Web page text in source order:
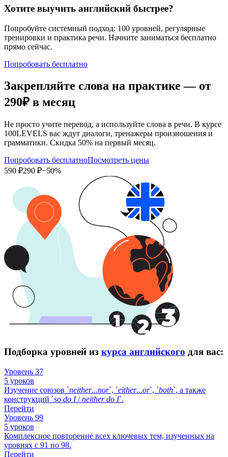
Хотите выучить английский быстрее?
Попробуйте системный подход: 100 уровней, регулярные
тренировки и практика речи. Начните заниматься бесплатно
прямо сейчас.
Попробовать бесплатно
Закрепляйте слова на практике — от
290₽ в месяц
Не просто учите перевод, а используйте слова в речи. В курсе
100LEVELS вас ждут диалоги, тренажеры произношения и
грамматики. Скидка 50% на первый месяц.
Попробовать бесплатноПосмотреть цены
590 ₽290 ₽−50%
Подборка уровней из курса английского для вас:
Уровень 37
5 уроков
Изучение союзов `neither...nor`, `either...or`, `both`, а также
конструкций `so do I/neither do I`.
Перейти
Уровень 99
5 уроков
Комплексное повторение всех ключевых тем, изученных на
уровнях с 91 по 98.
Перейти